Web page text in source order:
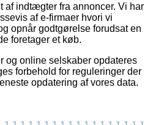
af indtægter fra annoncer. Vi har
af e-firmaer hvori vi
opnår godtgørelse forudsat en
foretager et køb.
og online selskaber opdateres
forbehold for reguleringer der
opdatering af vores data.